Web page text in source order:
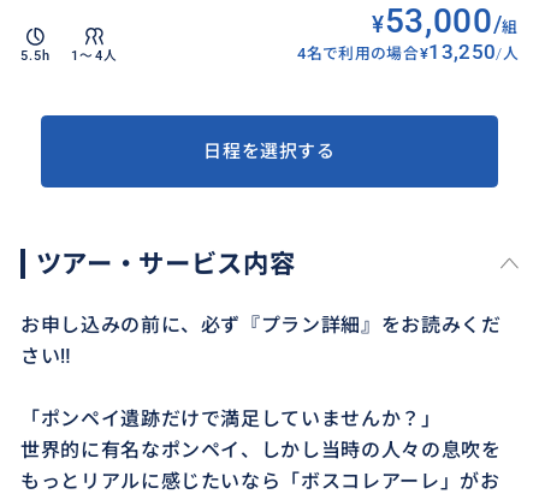
5.5h 1〜4人
¥53,000/組
4名で利用の場合¥13,250/人
日程を選択する
ツアー・サービス内容
お申し込みの前に、必ず『プラン詳細』をお読みくだ
さい‼️
「ポンペイ遺跡だけで満足していませんか？」
世界的に有名なポンペイ、しかし当時の人々の息吹を
もっとリアルに感じたいなら「ボスコレアーレ」がお